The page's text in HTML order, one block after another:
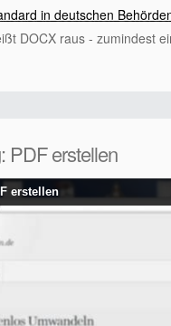
in deutschen
DOCX raus - zumindest
PDF erstellen
erstellen